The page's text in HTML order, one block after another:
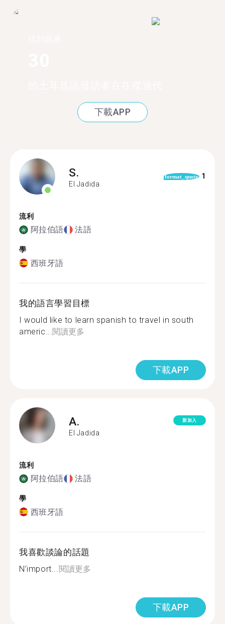
下載APP
S.
El Jadida
format_quote 1
流利
阿拉伯語 法語
學
西班牙語
我的語言學習目標
I would like to learn spanish to travel in south
americ... 閱讀更多
下載APP
A.
El Jadida
新加入
流利
阿拉伯語 法語
學
西班牙語
我喜歡談論的話題
N’import... 閱讀更多
下載APP